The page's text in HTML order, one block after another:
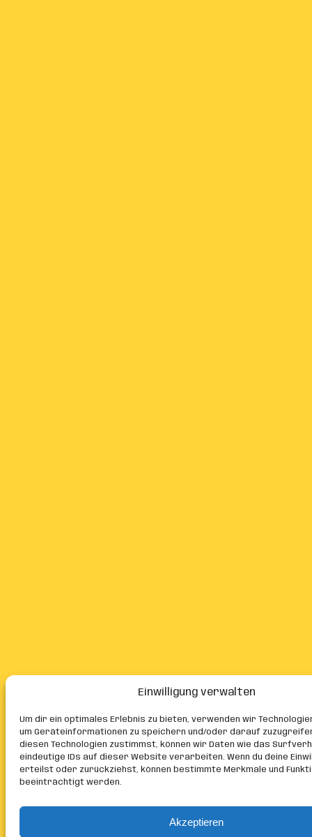
Einwilligung verwalten
Um dir ein optimales Erlebnis zu bieten, verwenden wir
um Geräteinformationen zu speichern und/oder darauf
diesen Technologien zustimmst, können wir Daten wie das
eindeutige IDs auf dieser Website verarbeiten. Wenn du deine
erteilst oder zurückziehst, können bestimmte Merkmale und
beeinträchtigt werden.
Akzeptieren